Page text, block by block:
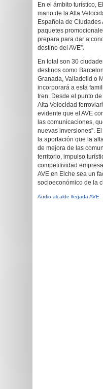
En el ámbito turístico,
mano de la Alta
Española de Ciudades
paquetes
prepara para dar a
destino del AVE”.
En total son 30
destinos como
Granada, Valladolid o
incorporará a esta
tren. Desde el punto
Alta Velocidad
evidente que el AVE
las comunicaciones,
nuevas inversiones”.
la aportación que la
de mejora de las
territorio, impulso
competitividad
AVE en Elche sea un
socioeconómico de la
Audio alcalde llegada AVE